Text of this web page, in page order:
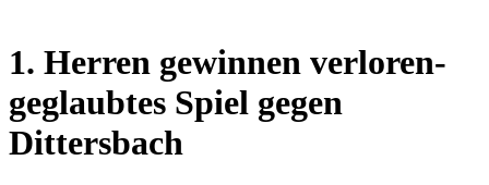
1. Herren gewinnen verloren-
geglaubtes Spiel gegen
Dittersbach